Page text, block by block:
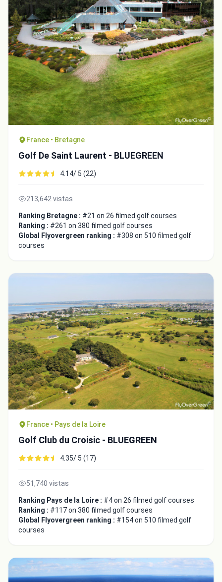
France • Bretagne
Golf De Saint Laurent - BLUEGREEN
4.14/ 5 (22)
213,642 vistas
Ranking Bretagne : #21 on 26 filmed golf courses
Ranking : #261 on 380 filmed golf courses
Global Flyovergreen ranking : #308 on 510 filmed golf
courses
France • Pays de la Loire
Golf Club du Croisic - BLUEGREEN
4.35/ 5 (17)
51,740 vistas
Ranking Pays de la Loire : #4 on 26 filmed golf courses
Ranking : #117 on 380 filmed golf courses
Global Flyovergreen ranking : #154 on 510 filmed golf
courses